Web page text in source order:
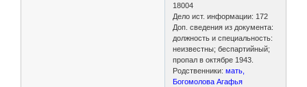
18004
Дело ист. информации: 172
Доп. сведения из документа:
должность и специальность:
неизвестны; беспартийный;
пропал в октябре 1943.
Родственники: мать,
Богомолова Агафья